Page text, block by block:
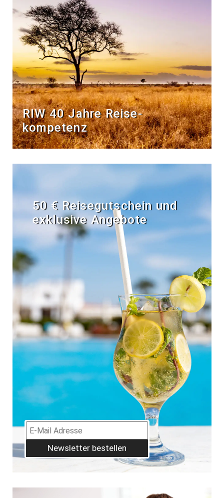
RIW 40 Jahre Reise­
kompetenz
50 € Reisegutschein und
exklusive Angebote
Newsletter bestellen